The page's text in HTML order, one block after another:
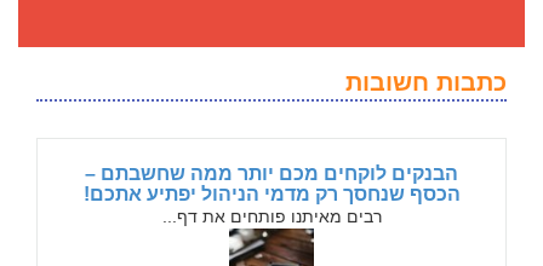
כתבות חשובות
הבנקים לוקחים מכם יותר ממה שחשבתם –
הכסף שנחסך רק מדמי הניהול יפתיע אתכם!
רבים מאיתנו פותחים את דף...